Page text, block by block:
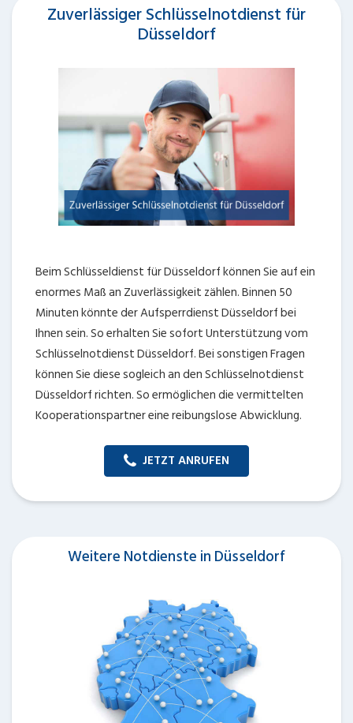
Zuverlässiger Schlüsselnotdienst für
Düsseldorf
Beim Schlüsseldienst für Düsseldorf können Sie auf ein
enormes Maß an Zuverlässigkeit zählen. Binnen 50
Minuten könnte der Aufsperrdienst Düsseldorf bei
Ihnen sein. So erhalten Sie sofort Unterstützung vom
Schlüsselnotdienst Düsseldorf. Bei sonstigen Fragen
können Sie diese sogleich an den Schlüsselnotdienst
Düsseldorf richten. So ermöglichen die vermittelten
Kooperationspartner eine reibungslose Abwicklung.
JETZT ANRUFEN
Weitere Notdienste in Düsseldorf